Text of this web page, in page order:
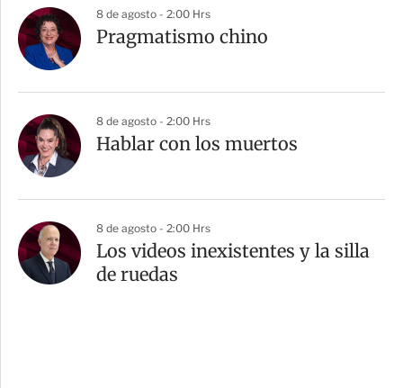
8 de agosto - 2:00 Hrs
Pragmatismo chino
8 de agosto - 2:00 Hrs
Hablar con los muertos
8 de agosto - 2:00 Hrs
Los videos inexistentes y la silla
de ruedas